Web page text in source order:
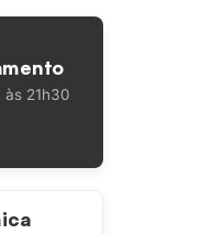
às 21h30